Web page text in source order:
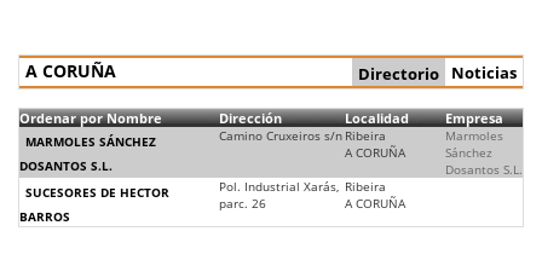
A CORUÑA Directorio Noticias
Ordenar por Nombre Dirección Localidad Empresa
MARMOLES SÁNCHEZ
DOSANTOS S.L.
Camino Cruxeiros s/n Ribeira
A CORUÑA
Marmoles
Sánchez
Dosantos S.L.
SUCESORES DE HECTOR
BARROS
Pol. Industrial Xarás,
parc. 26
Ribeira
A CORUÑA